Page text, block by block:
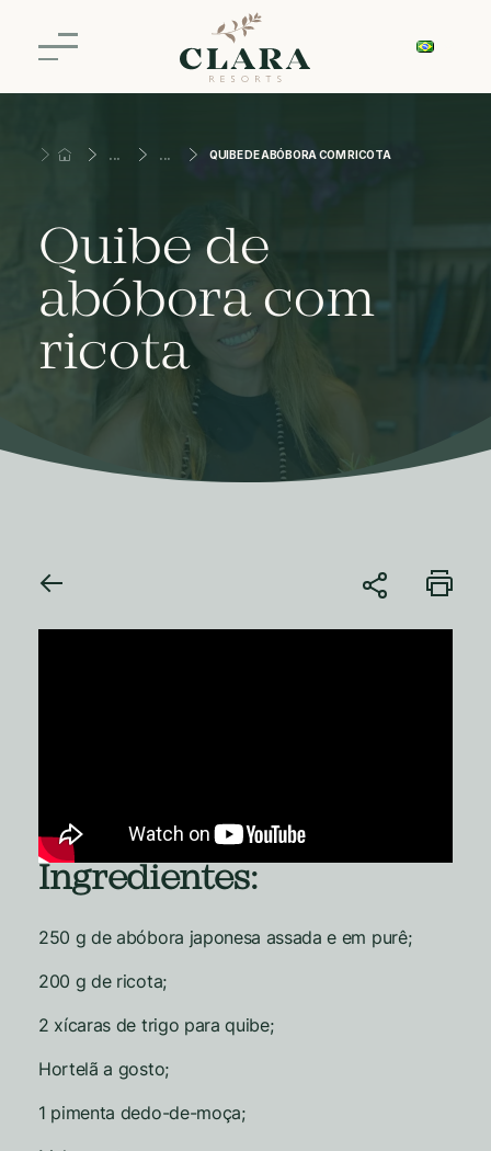
QUIBE DE ABÓBORA COM RICOTA
Quibe de
abóbora com
ricota
Ingredientes:
250 g de abóbora japonesa assada e em purê;
200 g de ricota;
2 xícaras de trigo para quibe;
Hortelã a gosto;
1 pimenta dedo-de-moça;